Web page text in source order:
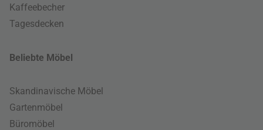
Kaffeebecher
Tagesdecken
Beliebte Möbel
Skandinavische Möbel
Gartenmöbel
Büromöbel